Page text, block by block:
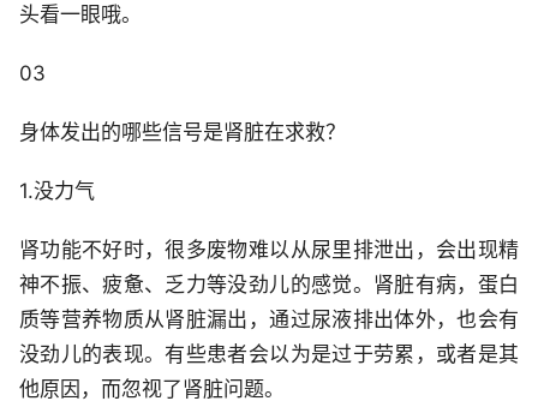
头看一眼哦。
03
身体发出的哪些信号是肾脏在求救？
1.没力气
肾功能不好时，很多废物难以从尿里排泄出，会出现精
神不振、疲惫、乏力等没劲儿的感觉。肾脏有病，蛋白
质等营养物质从肾脏漏出，通过尿液排出体外，也会有
没劲儿的表现。有些患者会以为是过于劳累，或者是其
他原因，而忽视了肾脏问题。